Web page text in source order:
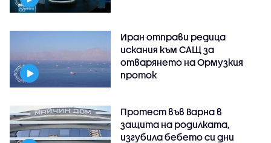
Иран отправи редица
искания към САЩ за
отварянето на Ормузкия
проток
Протест във Варна в
защита на родилката,
изгубила бебето си дни